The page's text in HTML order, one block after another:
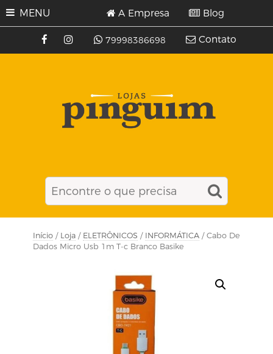
MENU
79998386698
A Empresa Blog
Contato
Início / Loja / ELETRÔNICOS / INFORMÁTICA / Cabo De
Dados Micro Usb 1m T-c Branco Basike